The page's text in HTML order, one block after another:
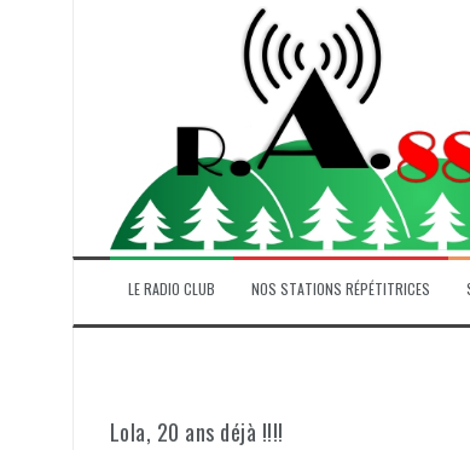
LE RADIO CLUB NOS STATIONS RÉPÉTITRICES
Lola, 20 ans déjà !!!!